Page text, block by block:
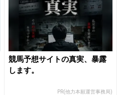
競馬予想サイトの真実、暴露
します。
PR(他力本願運営事務局)